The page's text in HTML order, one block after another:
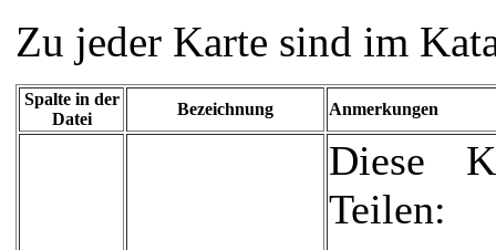
Zu jeder Karte sind im
Spalte in der
Datei
Bezeichnung Anmerkungen
Diese
Teilen: